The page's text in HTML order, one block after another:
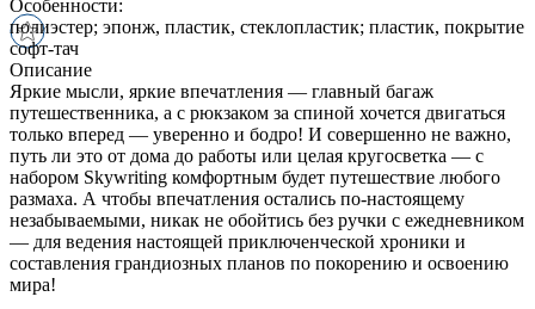
Особенности:
полиэстер; эпонж, пластик, стеклопластик; пластик, покрытие
софт-тач
Описание
Яркие мысли, яркие впечатления — главный багаж
путешественника, а с рюкзаком за спиной хочется двигаться
только вперед — уверенно и бодро! И совершенно не важно,
путь ли это от дома до работы или целая кругосветка — с
набором Skywriting комфортным будет путешествие любого
размаха. А чтобы впечатления остались по-настоящему
незабываемыми, никак не обойтись без ручки с ежедневником
— для ведения настоящей приключенческой хроники и
составления грандиозных планов по покорению и освоению
мира!